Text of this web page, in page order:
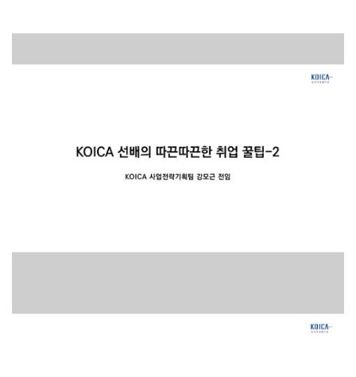
[2020] 코이카 / 인터뷰 영상 제작 (국제기구 선배의 ..